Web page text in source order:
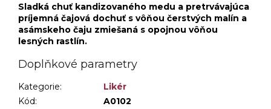
Sladká chuť kandizovaného medu a pretrvávajúca
príjemná čajová dochuť s vôňou čerstvých malín a
asámskeho čaju zmiešaná s opojnou vôňou
lesných rastlín.
Doplňkové parametry
Kategorie:
Likér
Kód:
A0102